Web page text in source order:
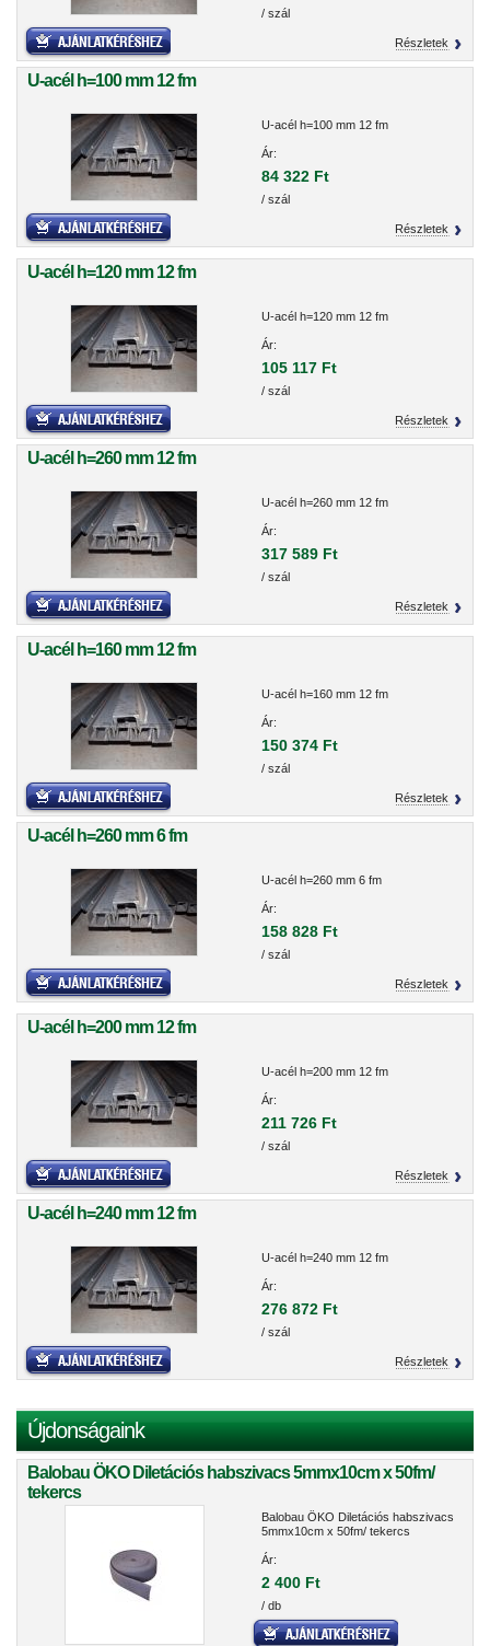
/ szál
Részletek
U-acél h=100 mm 12 fm
U-acél h=100 mm 12 fm
Ár:
84 322 Ft
/ szál
Részletek
U-acél h=120 mm 12 fm
U-acél h=120 mm 12 fm
Ár:
105 117 Ft
/ szál
Részletek
U-acél h=260 mm 12 fm
U-acél h=260 mm 12 fm
Ár:
317 589 Ft
/ szál
Részletek
U-acél h=160 mm 12 fm
U-acél h=160 mm 12 fm
Ár:
150 374 Ft
/ szál
Részletek
U-acél h=260 mm 6 fm
U-acél h=260 mm 6 fm
Ár:
158 828 Ft
/ szál
Részletek
U-acél h=200 mm 12 fm
U-acél h=200 mm 12 fm
Ár:
211 726 Ft
/ szál
Részletek
U-acél h=240 mm 12 fm
U-acél h=240 mm 12 fm
Ár:
276 872 Ft
/ szál
Részletek
Újdonságaink
Balobau ÖKO Diletációs habszivacs 5mmx10cm x 50fm/
tekercs
Balobau ÖKO Diletációs habszivacs
5mmx10cm x 50fm/ tekercs
Ár:
2 400 Ft
/ db